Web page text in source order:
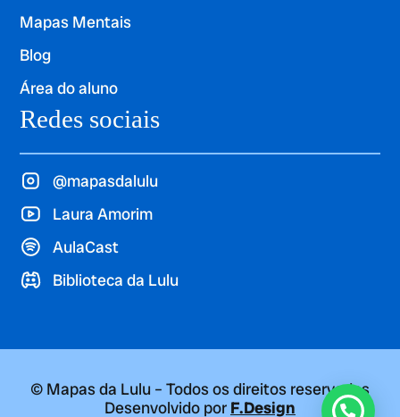
Mapas Mentais
Blog
Área do aluno
Redes sociais
@mapasdalulu
Laura Amorim
AulaCast
Biblioteca da Lulu
© Mapas da Lulu – Todos os direitos reservados
Desenvolvido por F.Design